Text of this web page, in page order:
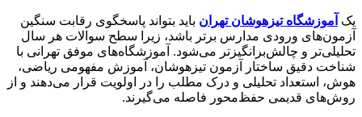
یک آموزشگاه تیزهوشان تهران باید بتواند پاسخگوی رقابت سنگین
آزمون‌های ورودی مدارس برتر باشد، زیرا سطح سوالات هر سال
تحلیلی‌تر و چالش‌برانگیزتر می‌شود. آموزشگاه‌های موفق تهرانی با
شناخت دقیق ساختار آزمون تیزهوشان، آموزش مفهومی ریاضی،
هوش، استعداد تحلیلی و درک مطلب را در اولویت قرار می‌دهند و از
روش‌های قدیمی حفظ‌محور فاصله می‌گیرند.